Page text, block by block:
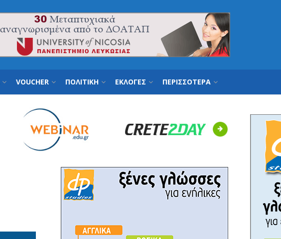
VOUCHER ΠΟΛΙΤΙΚΗ ΕΚΛΟΓΕΣ ΠΕΡΙΣΣΟΤΕΡΑ
Next